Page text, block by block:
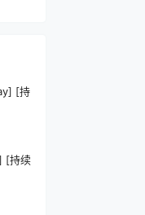
[持
[持续